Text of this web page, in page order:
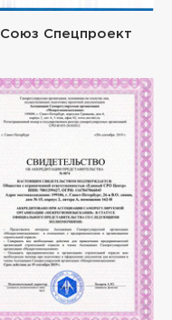
Союз Спецпроект